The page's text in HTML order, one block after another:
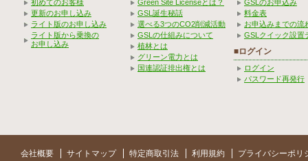
初めてのお客様
更新のお申し込み
ライト版のお申し込み
ライト版から乗換の
お申し込み
Green Site Licenseとは？
GSL誕生秘話
選べる3つのCO2削減活動
GSLの仕組みについて
植林とは
グリーン電力とは
国連認証排出権とは
GSLのお申込み
料金表
お申込みまでの流
GSLクイック設置
■ログイン
ログイン
パスワード再発行
会社概要 サイトマップ 特定商取引法 利用規約 プライバシーポリ